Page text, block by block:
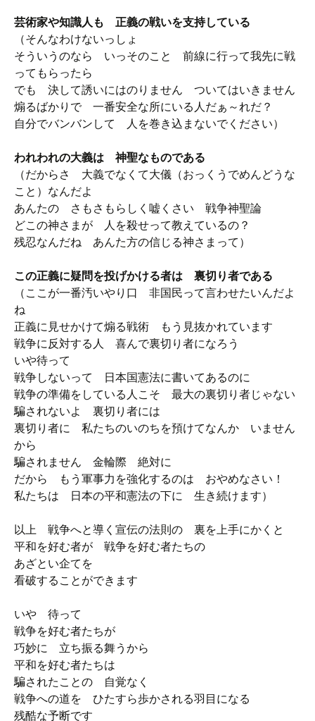
芸術家や知識人も 正義の戦いを支持している
（そんなわけないっしょ
そういうのなら いっそのこと 前線に行って我先に戦
ってもらったら
でも 決して誘いにはのりません ついてはいきません
煽るばかりで 一番安全な所にいる人だぁ～れだ？
自分でバンバンして 人を巻き込まないでください）
われわれの大義は 神聖なものである
（だからさ 大義でなくて大儀（おっくうでめんどうな
こと）なんだよ
あんたの さもさもらしく嘘くさい 戦争神聖論
どこの神さまが 人を殺せって教えているの？
残忍なんだね あんた方の信じる神さまって）
この正義に疑問を投げかける者は 裏切り者である
（ここが一番汚いやり口 非国民って言わせたいんだよ
ね
正義に見せかけて煽る戦術 もう見抜かれています
戦争に反対する人 喜んで裏切り者になろう
いや待って
戦争しないって 日本国憲法に書いてあるのに
戦争の準備をしている人こそ 最大の裏切り者じゃない
騙されないよ 裏切り者には
裏切り者に 私たちのいのちを預けてなんか いません
から
騙されません 金輪際 絶対に
だから もう軍事力を強化するのは おやめなさい！
私たちは 日本の平和憲法の下に 生き続けます）
以上 戦争へと導く宣伝の法則の 裏を上手にかくと
平和を好む者が 戦争を好む者たちの
あざとい企てを
看破することができます
いや 待って
戦争を好む者たちが
巧妙に 立ち振る舞うから
平和を好む者たちは
騙されたことの 自覚なく
戦争への道を ひたすら歩かされる羽目になる
残酷な予断です